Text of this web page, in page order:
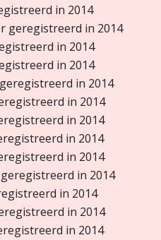
in 2014
geregistreerd in 2014
in 2014
in 2014
in 2014
in 2014
in 2014
in 2014
in 2014
in 2014
in 2014
in 2014
in 2014